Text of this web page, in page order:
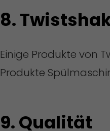
8.
Einige Produkte von
Produkte
9. Qualität